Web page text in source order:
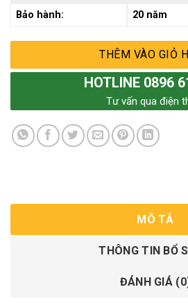
Bảo hành:
20 năm
THÊM VÀO GIỎ
HOTLINE 0896
Tư vấn qua điện
MÔ TẢ
THÔNG TIN BỔ
ĐÁNH GIÁ